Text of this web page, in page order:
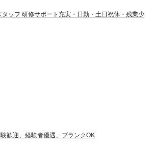
ッフ 研修サポート充実・日勤・土日祝休・残業少
歓迎、経験者優遇、ブランクOK